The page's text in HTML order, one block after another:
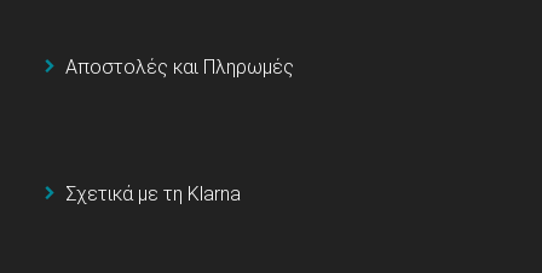
Αποστολές και Πληρωμές
Σχετικά με τη Klarna